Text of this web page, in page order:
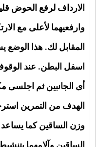
الارداف لرفع الحوض
وارفعيهما لأعلى مع
المقابل لك. هذا
اسفل البطن. عند
أى الجانبين ثم اجلسى
الهدف من التمرين
وزن الساقين كما
الساقين وآلامهما